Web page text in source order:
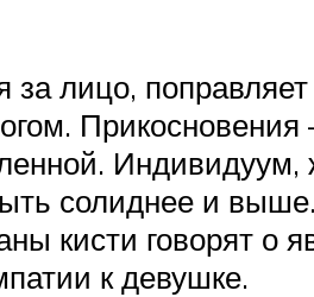
за лицо,
Прикосновения
солиднее и
кисти говорят о
к девушке.